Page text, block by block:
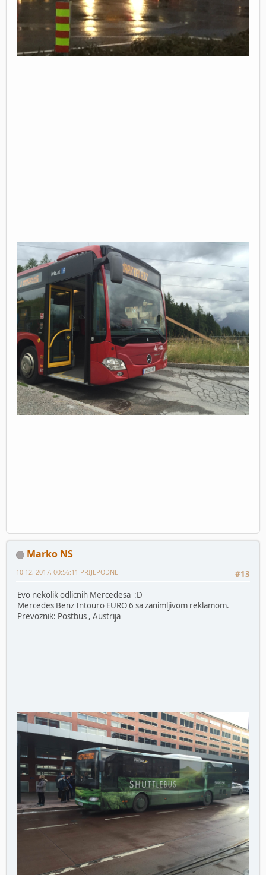
Marko NS
#13
10 12, 2017, 00:56:11 PRIJEPODNE
Evo nekolik odlicnih Mercedesa :D
Mercedes Benz Intouro EURO 6 sa zanimljivom reklamom.
Prevoznik: Postbus , Austrija